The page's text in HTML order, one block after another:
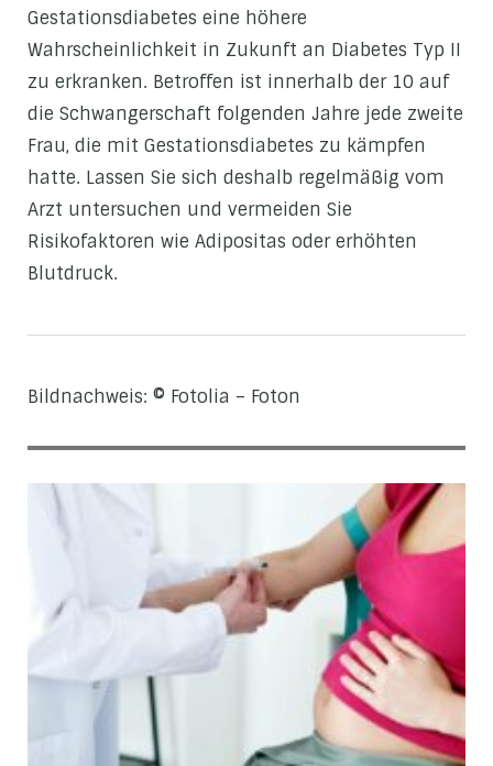
Gestationsdiabetes eine höhere
Wahrscheinlichkeit in Zukunft an Diabetes Typ II
zu erkranken. Betroffen ist innerhalb der 10 auf
die Schwangerschaft folgenden Jahre jede zweite
Frau, die mit Gestationsdiabetes zu kämpfen
hatte. Lassen Sie sich deshalb regelmäßig vom
Arzt untersuchen und vermeiden Sie
Risikofaktoren wie Adipositas oder erhöhten
Blutdruck.
Bildnachweis: © Fotolia – Foton